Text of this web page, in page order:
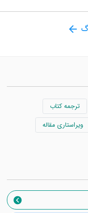
ترجمه کتاب
ویراستاری مقاله